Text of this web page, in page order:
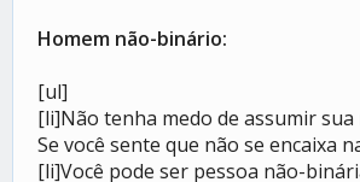
Homem não-binário:
[ul]
[li]Não tenha medo de assumir sua
Se você sente que não se encaixa
[li]Você pode ser pessoa não-